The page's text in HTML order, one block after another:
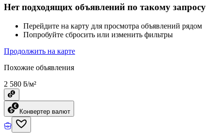
Нет подходящих объявлений по такому запросу
Перейдите на карту для просмотра объявлений рядом
Попробуйте сбросить или изменить фильтры
Продолжить на карте
Похожие объявления
2 580 ƃ/м²
Конвертер валют